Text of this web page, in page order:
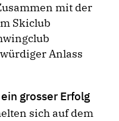
mit der
Skiclub
Anlass
grosser Erfolg
sich auf dem